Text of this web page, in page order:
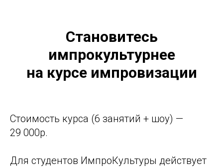
Становитесь
импрокультурнее
на курсе импровизации
Стоимость курса (6 занятий + шоу) —
29 000р.
Для студентов ИмпроКультуры действует